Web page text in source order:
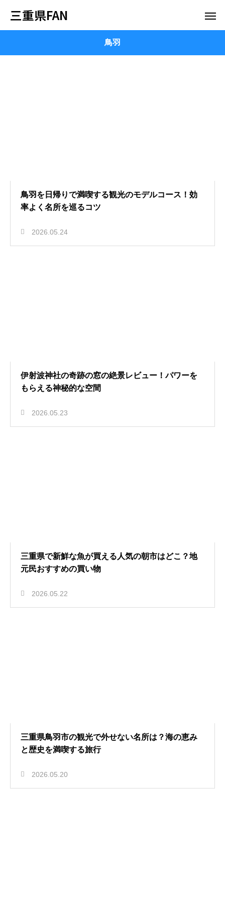
三重県FAN
鳥羽
鳥羽を日帰りで満喫する観光のモデルコース！効
率よく名所を巡るコツ
2026.05.24
伊射波神社の奇跡の窓の絶景レビュー！パワーを
もらえる神秘的な空間
2026.05.23
三重県で新鮮な魚が買える人気の朝市はどこ？地
元民おすすめの買い物
2026.05.22
三重県鳥羽市の観光で外せない名所は？海の恵み
と歴史を満喫する旅行
2026.05.20